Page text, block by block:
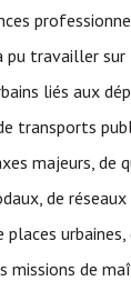
pu travailler
liés aux
transports
majeurs, de
de
places
missions de